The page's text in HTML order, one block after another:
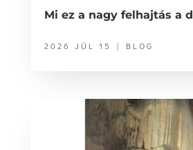
Mi ez a nagy felhajtás a
2026 JÚL 15 | BLOG